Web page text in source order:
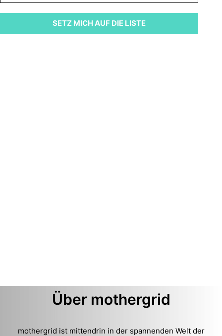
Über mothergrid
mothergrid ist mittendrin in der spannenden Welt der